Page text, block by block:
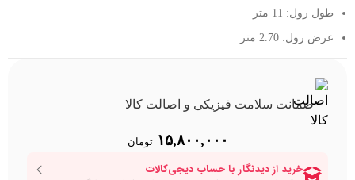
طول رول: 11 متر
عرض رول: 2.70 متر
ضمانت سلامت فیزیکی و اصالت کالا
۱۵,۸۰۰,۰۰۰ تومان